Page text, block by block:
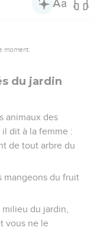
du jardin
animaux des
dit à la femme :
de tout arbre du
mangeons du fruit
du jardin,
vous ne le